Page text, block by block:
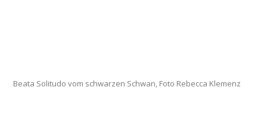
Beata Solitudo vom schwarzen Schwan, Foto Rebecca Klemenz